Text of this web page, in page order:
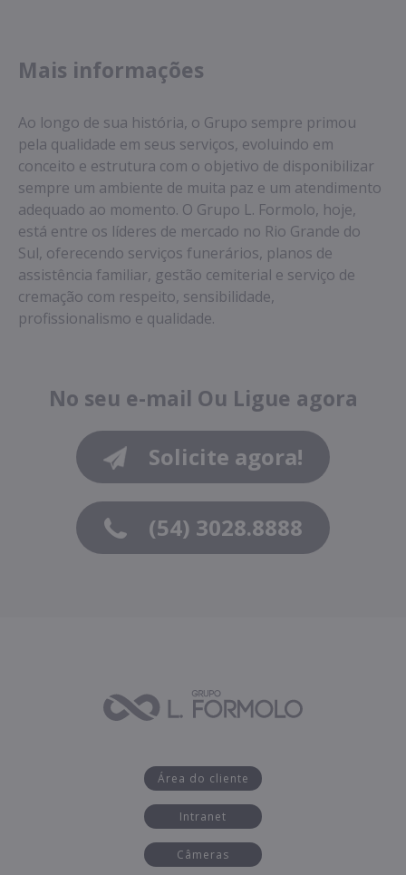
Mais informações
Ao longo de sua história, o Grupo sempre primou
pela qualidade em seus serviços, evoluindo em
conceito e estrutura com o objetivo de disponibilizar
sempre um ambiente de muita paz e um atendimento
adequado ao momento. O Grupo L. Formolo, hoje,
está entre os líderes de mercado no Rio Grande do
Sul, oferecendo serviços funerários, planos de
assistência familiar, gestão cemiterial e serviço de
cremação com respeito, sensibilidade,
profissionalismo e qualidade.
No seu e-mail Ou Ligue agora
Solicite agora!
(54) 3028.8888
Área do cliente
Intranet
Câmeras